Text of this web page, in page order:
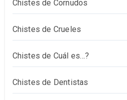
Chistes de Cornudos
Chistes de Crueles
Chistes de Cuál es…?
Chistes de Dentistas